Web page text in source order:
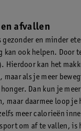
afvallen
en minder
kan ook helpen. Door
Hierdoor kan het
maar als je meer
Dan kun je
maar daarmee loop je
meer calorieën
om af te vallen, is